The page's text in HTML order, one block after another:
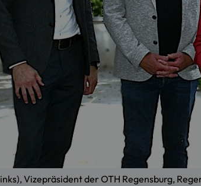
Vizepräsident der OTH Regensburg,